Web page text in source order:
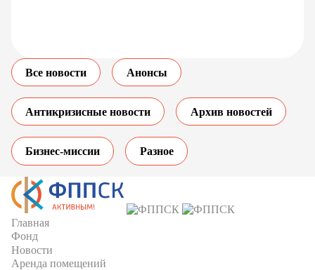
Все новости Анонсы
Антикризисные новости Архив новостей
Бизнес-миссии Разное
Главная
Фонд
Новости
Аренда помещений